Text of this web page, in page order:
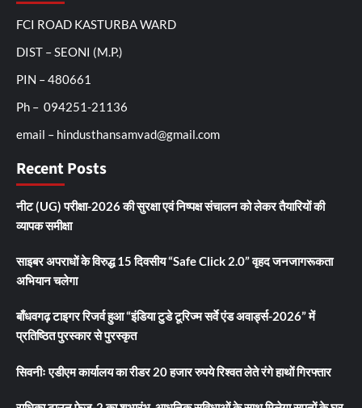
FCI ROAD KASTURBA WARD
DIST – SEONI (M.P.)
PIN – 480661
Ph – 094251-21136
email – hindusthansamvad@gmail.com
Recent Posts
नीट (UG) परीक्षा-2026 की सुरक्षा एवं निष्पक्ष संचालन को लेकर तैयारियों की
व्यापक समीक्षा
साइबर अपराधों के विरुद्ध 15 दिवसीय “Safe Click 2.0” वृहद जनजागरूकता
अभियान चलेगा
बाँधवगढ़ टाइगर रिजर्व हुआ “इंडिया टुडे टूरिज्म सर्वे एंड अवार्ड्स-2026” में
प्रतिष्ठित पुरस्कार से पुरस्कृत
सिवनीः एडीएम कार्यालय का रीडर 20 हजार रुपये रिश्वत लेते रंगे हाथों गिरफ्तार